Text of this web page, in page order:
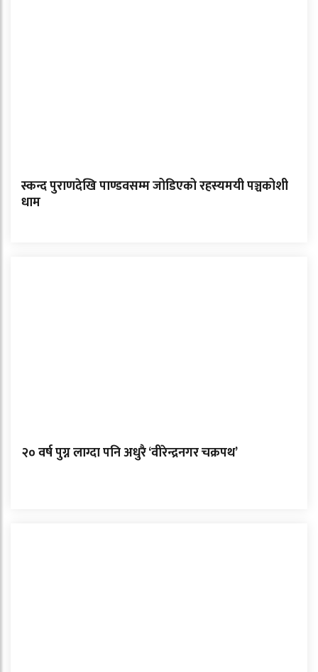
स्कन्द पुराणदेखि पाण्डवसम्म जोडिएको रहस्यमयी पञ्चकोशी
धाम
२० वर्ष पुग्न लाग्दा पनि अधुरै ‘वीरेन्द्रनगर चक्रपथ’